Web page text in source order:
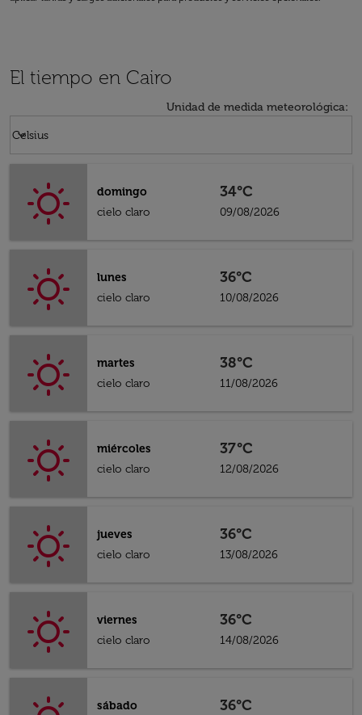
El tiempo en Cairo
Unidad de medida meteorológica:
Celsius
keyboard_arrow_down
domingo
cielo claro
34°C
09/08/2026
lunes
cielo claro
36°C
10/08/2026
martes
cielo claro
38°C
11/08/2026
miércoles
cielo claro
37°C
12/08/2026
jueves
cielo claro
36°C
13/08/2026
viernes
cielo claro
36°C
14/08/2026
sábado
36°C